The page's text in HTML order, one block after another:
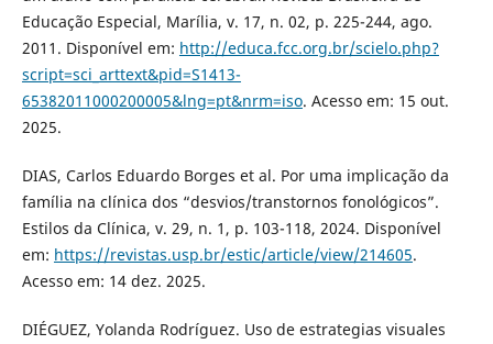
Educação Especial, Marília, v. 17, n. 02, p. 225-244, ago.
2011. Disponível em: http://educa.fcc.org.br/scielo.php?
script=sci_arttext&pid=S1413-
65382011000200005&lng=pt&nrm=iso. Acesso em: 15 out.
2025.
DIAS, Carlos Eduardo Borges et al. Por uma implicação da
família na clínica dos “desvios/transtornos fonológicos”.
Estilos da Clínica, v. 29, n. 1, p. 103-118, 2024. Disponível
em: https://revistas.usp.br/estic/article/view/214605.
Acesso em: 14 dez. 2025.
DIÉGUEZ, Yolanda Rodríguez. Uso de estrategias visuales